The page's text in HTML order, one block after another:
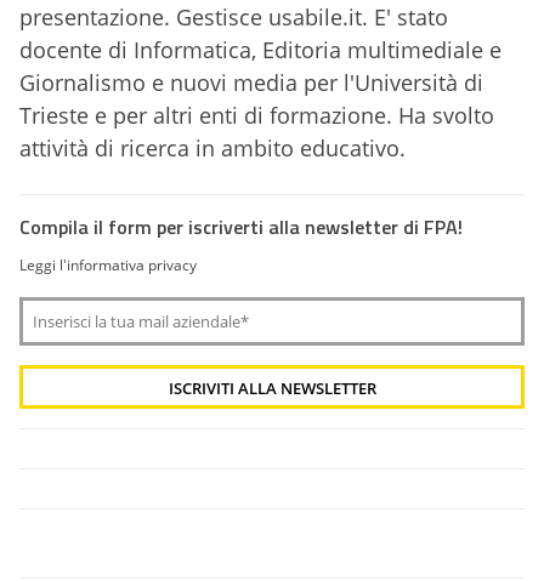
presentazione. Gestisce usabile.it. E' stato
docente di Informatica, Editoria multimediale e
Giornalismo e nuovi media per l'Università di
Trieste e per altri enti di formazione. Ha svolto
attività di ricerca in ambito educativo.
Compila il form per iscriverti alla newsletter di FPA!
Leggi l'informativa privacy